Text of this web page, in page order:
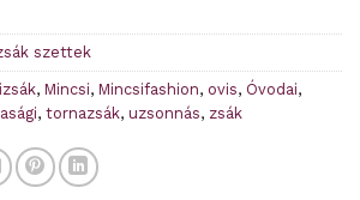
szettek
, Mincsi, Mincsifashion, ovis, Óvodai,
, tornazsák, uzsonnás, zsák